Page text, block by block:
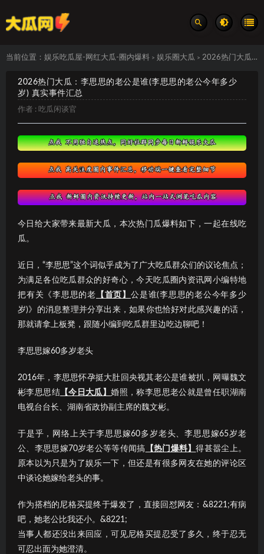
当前位置： 娱乐吃瓜屋-网红大瓜-圈内爆料 > 娱乐圈大瓜 > 2026热门大瓜：李思思的老公是谁(李思思的老公今年多少岁) 真实事件汇总
2026热门大瓜：李思思的老公是谁(李思思的老公今年多少
岁) 真实事件汇总
作者 : 吃瓜闲谈官
今日给大家带来最新大瓜，本次热门瓜爆料如下，一起在线吃
瓜。
近日，“李思思”这个词似乎成为了广大吃瓜群众们的议论焦点；
为满足各位吃瓜群众的好奇心，今天吃瓜圈内资讯网小编特地
把有关《李思思的老 【首页】公是谁(李思思的老公今年多少
岁)》的消息整理并分享出来，如果你也恰好对此感兴趣的话，
那就请拿上板凳，跟随小编到吃瓜群里边吃边聊吧！
李思思嫁60多岁老头
2016年，李思思怀孕挺大肚回央视其老公是谁被扒，网曝魏文
彬李思思结【今日大瓜】婚照，称李思思老公就是曾任职湖南
电视台台长、湖南省政协副主席的魏文彬。
于是乎，网络上关于李思思嫁60多岁老头、李思思嫁65岁老
公、李思思嫁70岁老公等等传闻搞 【热门爆料】得甚嚣尘上。
原本以为只是为了娱乐一下，但还是有很多网友在她的评论区
中谈论她嫁给老头的事。
作为搭档的尼格买提终于爆发了，直接回怼网友：&8221;有病
吧，她老公比我还小。&8221;
当事人都还没出来回应，可见尼格买提忍受了多久，终于忍无
可忍出面为她澄清。